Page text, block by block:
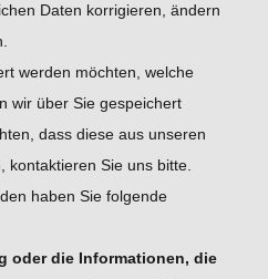
Daten korrigieren, ändern
werden möchten, welche
wir über Sie gespeichert
dass diese aus unseren
kontaktieren Sie uns bitte.
haben Sie folgende
oder die Informationen, die